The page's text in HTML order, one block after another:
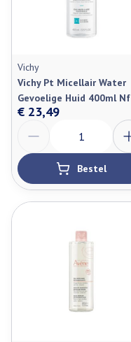
Vichy
Vichy Pt Micellair Water
Gevoelige Huid 400ml Nf
€ 23,49
Bestel